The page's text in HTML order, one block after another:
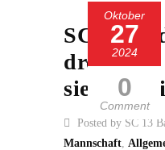
Oktober
27
2024
0
Comment
SC 13
dreht
siegt in
Posted by SC 13
Mannschaft,